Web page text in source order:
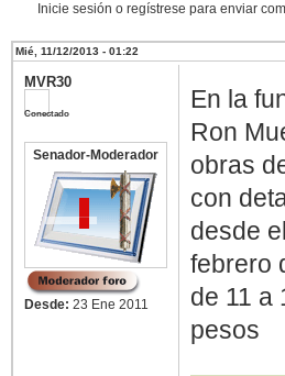
Inicie sesión o regístrese para enviar
Mié, 11/12/2013 - 01:22
MVR30
Conectado
Senador-Moderador
Desde: 23 Ene 2011
En la
Ron
obras
con
desde
febrero
de 11 a
pesos